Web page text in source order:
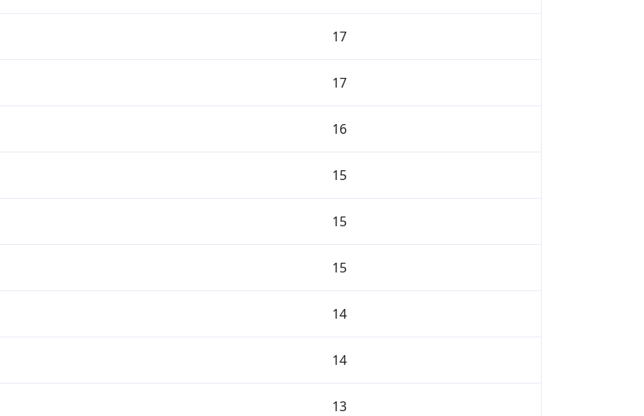
17
17
16
15
15
15
14
14
13